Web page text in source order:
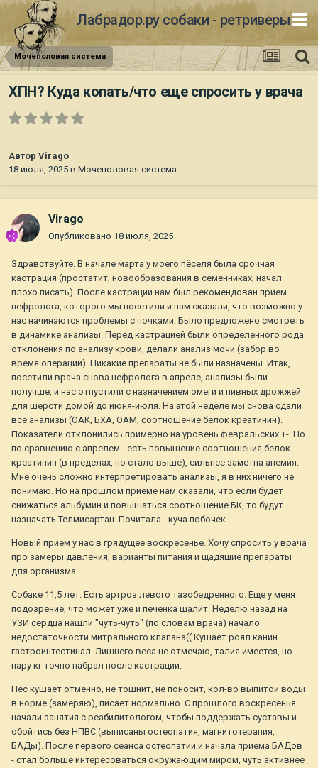
Лабрадор.ру собаки - ретриверы
Мочеполовая система
ХПН? Куда копать/что еще спросить у врача
Автор Virago
18 июля, 2025 в Мочеполовая система
Virago
Опубликовано 18 июля, 2025
Здравствуйте. В начале марта у моего пёселя была срочная
кастрация (простатит, новообразования в семенниках, начал
плохо писать). После кастрации нам был рекомендован прием
нефролога, которого мы посетили и нам сказали, что возможно у
нас начинаются проблемы с почками. Было предложено смотреть
в динамике анализы. Перед кастрацией были определенного рода
отклонения по анализу крови, делали анализ мочи (забор во
время операции). Никакие препараты не были назначены. Итак,
посетили врача снова нефролога в апреле, анализы были
получше, и нас отпустили с назначением омеги и пивных дрожжей
для шерсти домой до июня-июля. На этой неделе мы снова сдали
все анализы (ОАК, БХА, ОАМ, соотношение белок креатинин).
Показатели отклонились примерно на уровень февральских +-. Но
по сравнению с апрелем - есть повышение соотношения белок
креатинин (в пределах, но стало выше), сильнее заметна анемия.
Мне очень сложно интерпретировать анализы, я в них ничего не
понимаю. Но на прошлом приеме нам сказали, что если будет
снижаться альбумин и повышаться соотношение БК, то будут
назначать Телмисартан. Почитала - куча побочек.
Новый прием у нас в грядущее воскресенье. Хочу спросить у врача
про замеры давления, варианты питания и щадящие препараты
для организма.
Собаке 11,5 лет. Есть артроз левого тазобедренного. Еще у меня
подозрение, что может уже и печенка шалит. Неделю назад на
УЗИ сердца нашли "чуть-чуть" (по словам врача) начало
недостаточности митрального клапана(( Кушает роял канин
гастроинтестинал. Лишнего веса не отмечаю, талия имеется, но
пару кг точно набрал после кастрации.
Пес кушает отменно, не тошнит, не поносит, кол-во выпитой воды
в норме (замеряю), писает нормально. С прошлого воскресенья
начали занятия с реабилитологом, чтобы поддержать суставы и
обойтись без НПВС (выписаны остеопатия, магнитотерапия,
БАДы). После первого сеанса остеопатии и начала приема БАДов
- стал больше интересоваться окружающим миром, чуть активнее